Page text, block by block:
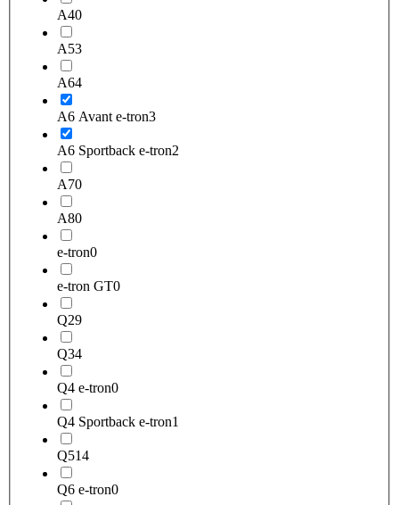
A40
A53
A64
A6 Avant e-tron3
A6 Sportback e-tron2
A70
A80
e-tron0
e-tron GT0
Q29
Q34
Q4 e-tron0
Q4 Sportback e-tron1
Q514
Q6 e-tron0